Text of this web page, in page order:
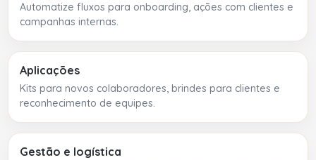
Automatize fluxos para onboarding, ações com clientes e
campanhas internas.
Aplicações
Kits para novos colaboradores, brindes para clientes e
reconhecimento de equipes.
Gestão e logística